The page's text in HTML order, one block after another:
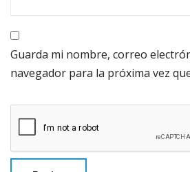
Guarda mi nombre, correo
navegador para la próxima vez